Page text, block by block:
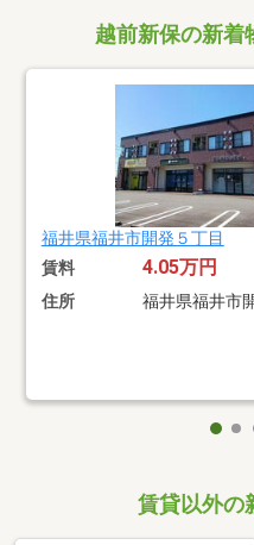
越前新保の新着
福井県福井市開発５丁目
賃料 4.05万円
住所 福井県福井市
賃貸以外の